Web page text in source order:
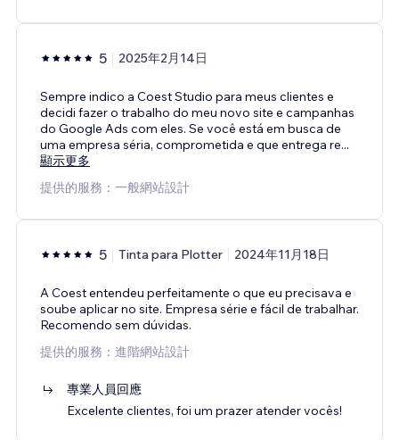
5 2025年2月14日
Sempre indico a Coest Studio para meus clientes e
decidi fazer o trabalho do meu novo site e campanhas
do Google Ads com eles. Se você está em busca de
uma empresa séria, comprometida e que entrega re...
顯示更多
提供的服務：一般網站設計
5 Tinta para Plotter 2024年11月18日
A Coest entendeu perfeitamente o que eu precisava e
soube aplicar no site. Empresa série e fácil de trabalhar.
Recomendo sem dúvidas.
提供的服務：進階網站設計
專業人員回應
Excelente clientes, foi um prazer atender vocês!